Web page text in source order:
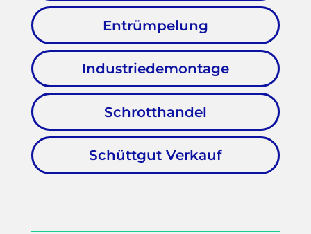
Entrümpelung
Industriedemontage
Schrotthandel
Schüttgut Verkauf